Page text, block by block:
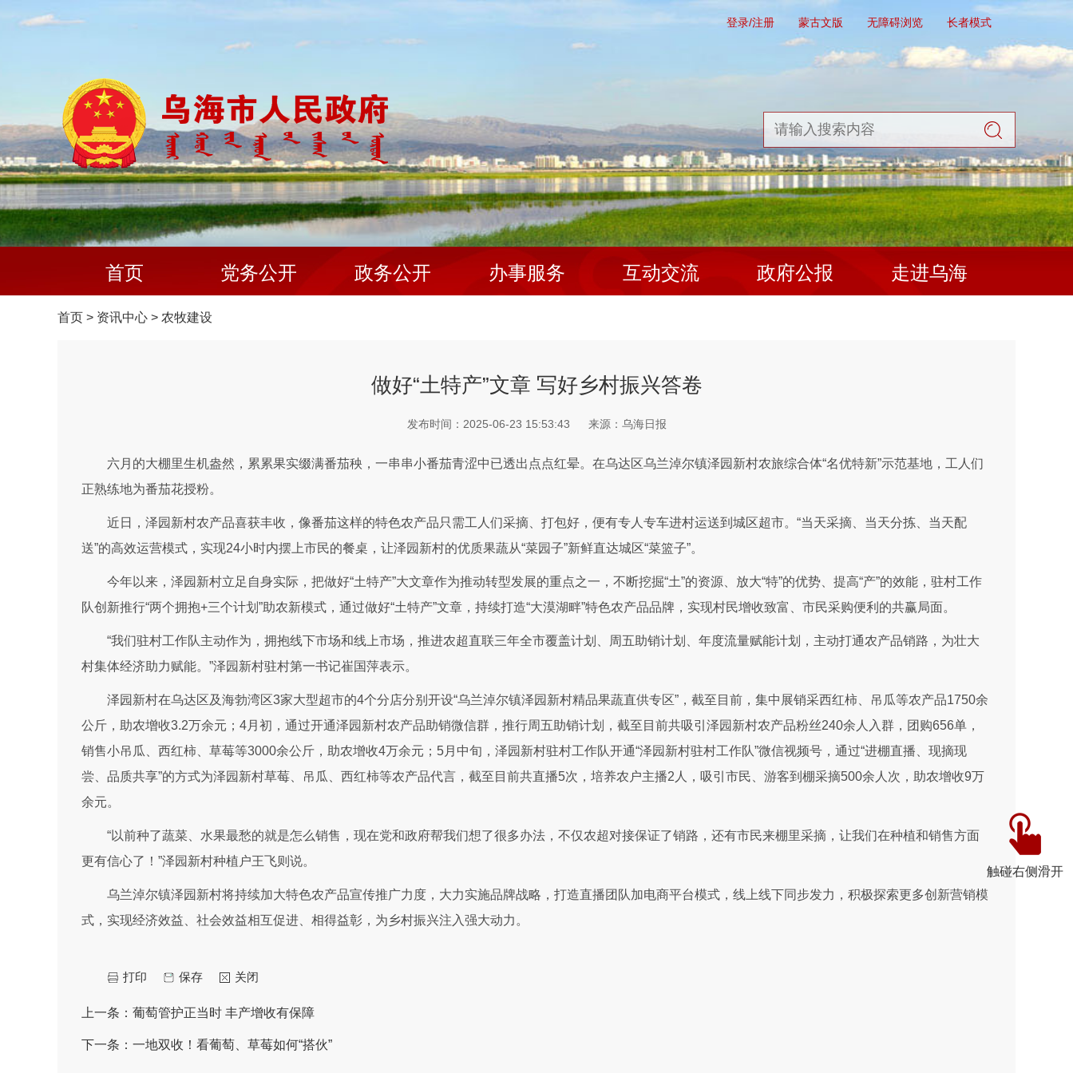
登录/注册 蒙古文版 无障碍浏览 长者模式
首页 党务公开 政务公开 办事服务 互动交流 政府公报 走进乌海
触碰右侧滑开
首页 > 资讯中心 > 农牧建设
做好“土特产”文章 写好乡村振兴答卷
发布时间：2025-06-23 15:53:43 来源：乌海日报
六月的大棚里生机盎然，累累果实缀满番茄秧，一串串小番茄青涩中已透出点点红晕。在乌达区乌兰淖尔镇泽园新村农旅综合体“名优特新”示范基地，工人们
正熟练地为番茄花授粉。
近日，泽园新村农产品喜获丰收，像番茄这样的特色农产品只需工人们采摘、打包好，便有专人专车进村运送到城区超市。“当天采摘、当天分拣、当天配
送”的高效运营模式，实现24小时内摆上市民的餐桌，让泽园新村的优质果蔬从“菜园子”新鲜直达城区“菜篮子”。
今年以来，泽园新村立足自身实际，把做好“土特产”大文章作为推动转型发展的重点之一，不断挖掘“土”的资源、放大“特”的优势、提高“产”的效能，驻村工作
队创新推行“两个拥抱+三个计划”助农新模式，通过做好“土特产”文章，持续打造“大漠湖畔”特色农产品品牌，实现村民增收致富、市民采购便利的共赢局面。
“我们驻村工作队主动作为，拥抱线下市场和线上市场，推进农超直联三年全市覆盖计划、周五助销计划、年度流量赋能计划，主动打通农产品销路，为壮大
村集体经济助力赋能。”泽园新村驻村第一书记崔国萍表示。
泽园新村在乌达区及海勃湾区3家大型超市的4个分店分别开设“乌兰淖尔镇泽园新村精品果蔬直供专区”，截至目前，集中展销采西红柿、吊瓜等农产品1750余
公斤，助农增收3.2万余元；4月初，通过开通泽园新村农产品助销微信群，推行周五助销计划，截至目前共吸引泽园新村农产品粉丝240余人入群，团购656单，
销售小吊瓜、西红柿、草莓等3000余公斤，助农增收4万余元；5月中旬，泽园新村驻村工作队开通“泽园新村驻村工作队”微信视频号，通过“进棚直播、现摘现
尝、品质共享”的方式为泽园新村草莓、吊瓜、西红柿等农产品代言，截至目前共直播5次，培养农户主播2人，吸引市民、游客到棚采摘500余人次，助农增收9万
余元。
“以前种了蔬菜、水果最愁的就是怎么销售，现在党和政府帮我们想了很多办法，不仅农超对接保证了销路，还有市民来棚里采摘，让我们在种植和销售方面
更有信心了！”泽园新村种植户王飞则说。
乌兰淖尔镇泽园新村将持续加大特色农产品宣传推广力度，大力实施品牌战略，打造直播团队加电商平台模式，线上线下同步发力，积极探索更多创新营销模
式，实现经济效益、社会效益相互促进、相得益彰，为乡村振兴注入强大动力。
关闭
保存
打印
上一条： 葡萄管护正当时 丰产增收有保障
下一条： 一地双收！看葡萄、草莓如何“搭伙”